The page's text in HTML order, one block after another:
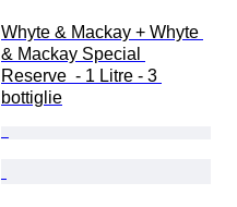
Whyte & Mackay + Whyte
& Mackay Special
Reserve  - 1 Litre - 3
bottiglie